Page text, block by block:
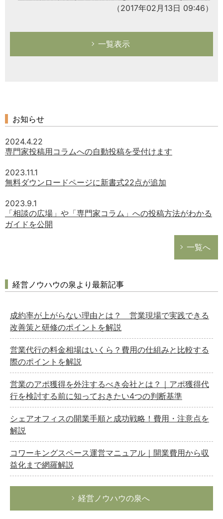
（2017年02月13日 09:46）
一覧表示
お知らせ
2024.4.22
専門家投稿用コラムへの自動投稿を受付けます
2023.11.1
無料ダウンロードページに新書式22点が追加
2023.9.1
「相談の広場」や「専門家コラム」への投稿方法がわかる
ガイドを公開
一覧へ
経営ノウハウの泉より最新記事
成約率が上がらない理由とは？ 営業現場で実践できる
改善策と研修のポイントを解説
営業代行の料金相場はいくら？費用の仕組みと比較する
際のポイントを解説
営業のアポ獲得を外注するべき会社とは？｜アポ獲得代
行を検討する前に知っておきたい4つの判断基準
シェアオフィスの開業手順と成功戦略！費用・注意点を
解説
コワーキングスペース運営マニュアル｜開業費用から収
益化まで網羅解説
経営ノウハウの泉へ